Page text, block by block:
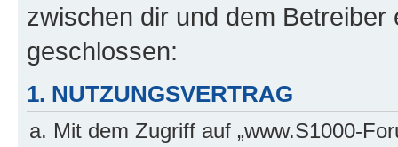
zwischen dir und dem
geschlossen:
1. NUTZUNGSVERTRAG
Mit dem Zugriff auf „www.S1000-